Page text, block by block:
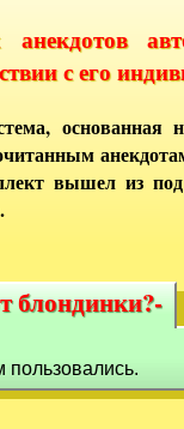
анекдотов
с его
основанная
вышел из
блондинки?-
блондинки?-
пользовались.